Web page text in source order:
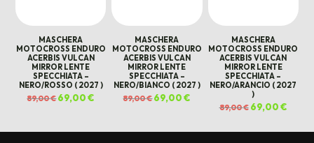
MASCHERA
MOTOCROSS ENDURO
ACERBIS VULCAN
MIRROR LENTE
SPECCHIATA –
NERO/ROSSO ( 2027 )
89,00€Il
prezzo
69,00€
MASCHERA
MOTOCROSS ENDURO
ACERBIS VULCAN
MIRROR LENTE
SPECCHIATA –
NERO/BIANCO ( 2027 )
89,00€Il
prezzo
69,00€
attuale
MASCHERA
MOTOCROSS ENDURO
ACERBIS VULCAN
MIRROR LENTE
SPECCHIATA –
NERO/ARANCIO ( 2027
)
89,00€ Il
prezzo
89,00 €.
69,00€Il
69,00